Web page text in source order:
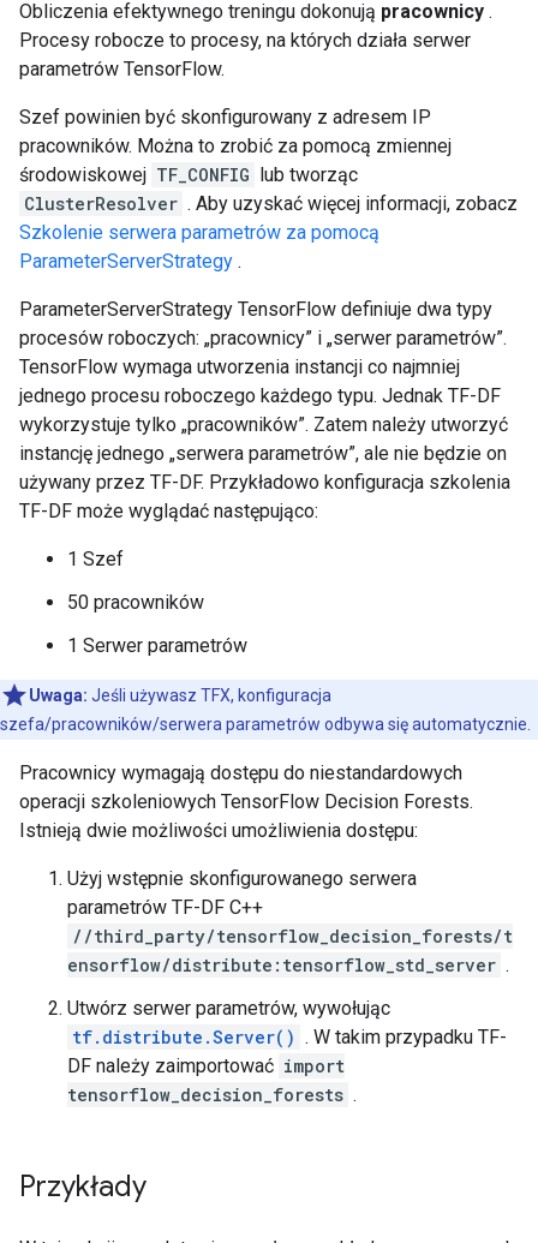
Obliczenia efektywnego treningu dokonują pracownicy .
Procesy robocze to procesy, na których działa serwer
parametrów TensorFlow.
Szef powinien być skonfigurowany z adresem IP
pracowników. Można to zrobić za pomocą zmiennej
środowiskowej TF_CONFIG lub tworząc
ClusterResolver . Aby uzyskać więcej informacji, zobacz
Szkolenie serwera parametrów za pomocą
ParameterServerStrategy .
ParameterServerStrategy TensorFlow definiuje dwa typy
procesów roboczych: „pracownicy” i „serwer parametrów”.
TensorFlow wymaga utworzenia instancji co najmniej
jednego procesu roboczego każdego typu. Jednak TF-DF
wykorzystuje tylko „pracowników”. Zatem należy utworzyć
instancję jednego „serwera parametrów”, ale nie będzie on
używany przez TF-DF. Przykładowo konfiguracja szkolenia
TF-DF może wyglądać następująco:
1 Szef
50 pracowników
1 Serwer parametrów
Uwaga: Jeśli używasz TFX, konfiguracja
szefa/pracowników/serwera parametrów odbywa się automatycznie.
Pracownicy wymagają dostępu do niestandardowych
operacji szkoleniowych TensorFlow Decision Forests.
Istnieją dwie możliwości umożliwienia dostępu:
Użyj wstępnie skonfigurowanego serwera
parametrów TF-DF C++
//third_party/tensorflow_decision_forests/t
ensorflow/distribute:tensorflow_std_server .
Utwórz serwer parametrów, wywołując
tf.distribute.Server() . W takim przypadku TF-
DF należy zaimportować import
tensorflow_decision_forests .
Przykłady